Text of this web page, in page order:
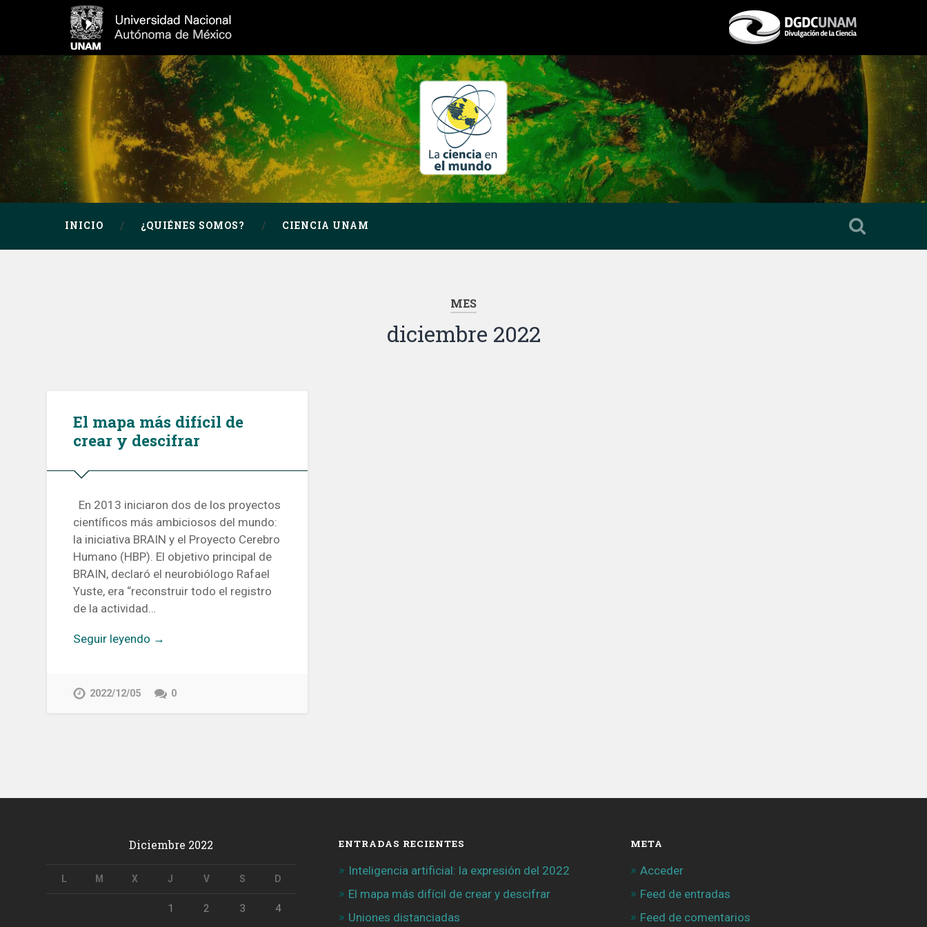
INICIO ¿QUIÉNES SOMOS? CIENCIA UNAM
MES
diciembre 2022
El mapa más difícil de
crear y descifrar
En 2013 iniciaron dos de los proyectos
científicos más ambiciosos del mundo:
la iniciativa BRAIN y el Proyecto Cerebro
Humano (HBP). El objetivo principal de
BRAIN, declaró el neurobiólogo Rafael
Yuste, era “reconstruir todo el registro
de la actividad…
Seguir leyendo →
2022/12/05 0
Diciembre 2022
L M X J V S D
1 2 3 4
ENTRADAS RECIENTES
Inteligencia artificial: la expresión del 2022
El mapa más difícil de crear y descifrar
Uniones distanciadas
META
Acceder
Feed de entradas
Feed de comentarios